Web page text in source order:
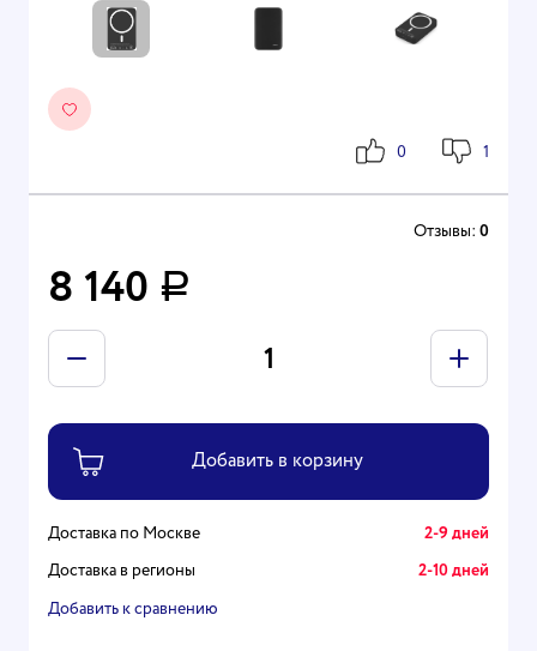
0 1
Отзывы: 0
8 140 Р
Доставка по Москве 2-9 дней
Доставка в регионы 2-10 дней
Добавить к сравнению